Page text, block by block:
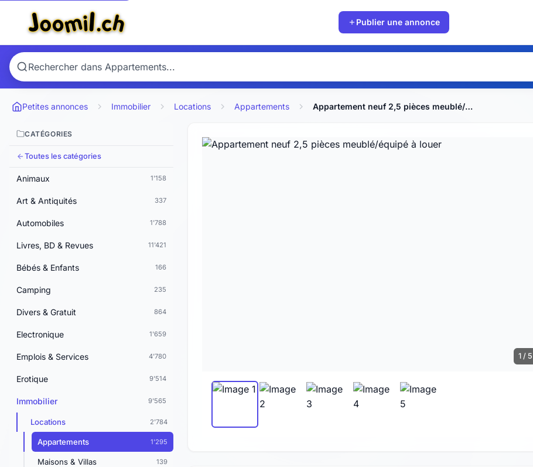
Publier une annonce
Petites annonces Immobilier Locations Appartements Appartement neuf 2,5 pièces meublé/équipé à louer
CATÉGORIES
Toutes les catégories
Animaux 1'158
Art & Antiquités 337
Automobiles 1'788
Livres, BD & Revues 11'421
Bébés & Enfants 166
Camping 235
Divers & Gratuit 864
Electronique 1'659
Emplois & Services 4'780
Erotique 9'514
Immobilier 9'565
Locations 2'784
Appartements 1'295
Maisons & Villas 139
1 / 5